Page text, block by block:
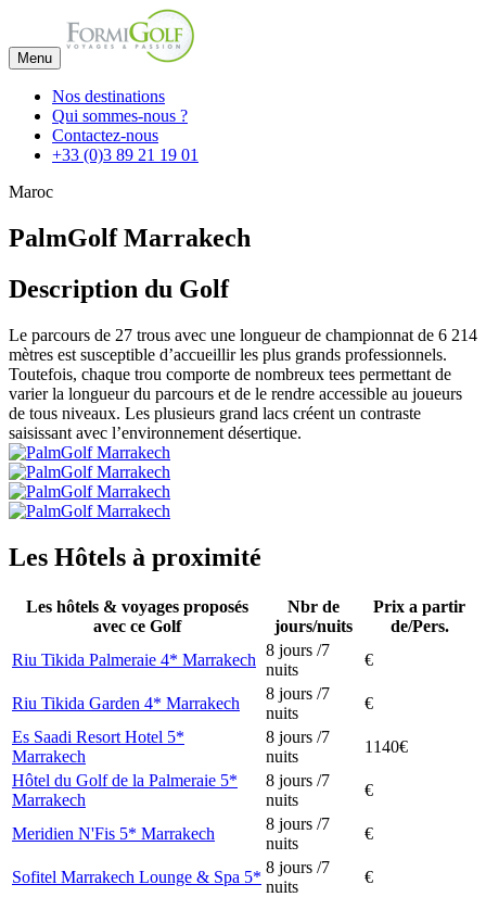
Menu
Nos destinations
Qui sommes-nous ?
Contactez-nous
+33 (0)3 89 21 19 01
Maroc
PalmGolf Marrakech
Description du Golf
Le parcours de 27 trous avec une longueur de championnat de 6 214
mètres est susceptible d’accueillir les plus grands professionnels.
Toutefois, chaque trou comporte de nombreux tees permettant de
varier la longueur du parcours et de le rendre accessible au joueurs
de tous niveaux. Les plusieurs grand lacs créent un contraste
saisissant avec l’environnement désertique.
Les Hôtels à proximité
Les hôtels & voyages proposés
avec ce Golf
Nbr de
jours/nuits
Prix a partir
de/Pers.
Riu Tikida Palmeraie 4* Marrakech
8 jours /7
nuits
€
Riu Tikida Garden 4* Marrakech
8 jours /7
nuits
€
Es Saadi Resort Hotel 5*
Marrakech
8 jours /7
nuits
1140€
Hôtel du Golf de la Palmeraie 5*
Marrakech
8 jours /7
nuits
€
Meridien N'Fis 5* Marrakech
8 jours /7
nuits
€
Sofitel Marrakech Lounge & Spa 5*
8 jours /7
nuits
€